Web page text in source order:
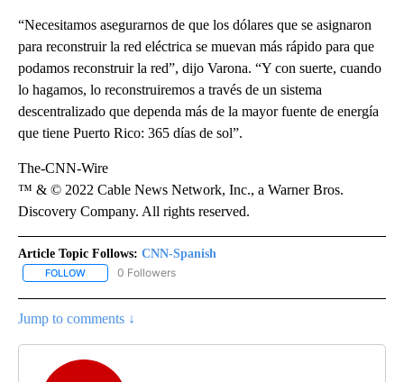
“Necesitamos asegurarnos de que los dólares que se asignaron
para reconstruir la red eléctrica se muevan más rápido para que
podamos reconstruir la red”, dijo Varona. “Y con suerte, cuando
lo hagamos, lo reconstruiremos a través de un sistema
descentralizado que dependa más de la mayor fuente de energía
que tiene Puerto Rico: 365 días de sol”.
The-CNN-Wire
™ & © 2022 Cable News Network, Inc., a Warner Bros.
Discovery Company. All rights reserved.
Article Topic Follows: CNN-Spanish
FOLLOW FOLLOW "CNN-SPANISH" TO RECEIVE NOTIFICATIONS ABOUT
0 Followers
Jump to comments ↓